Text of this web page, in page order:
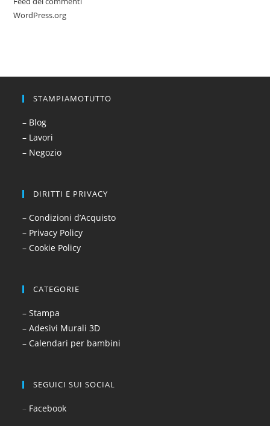
WordPress.org
STAMPIAMOTUTTO
– Blog
– Lavori
– Negozio
DIRITTI E PRIVACY
– Condizioni d’Acquisto
– Privacy Policy
– Cookie Policy
CATEGORIE
– Stampa
– Adesivi Murali 3D
– Calendari per bambini
SEGUICI SUI SOCIAL
– Facebook